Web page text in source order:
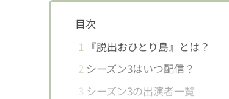
目次
1
『脱出おひとり島』とは？
2 シーズン3はいつ配信？
3 シーズン3の出演者一覧